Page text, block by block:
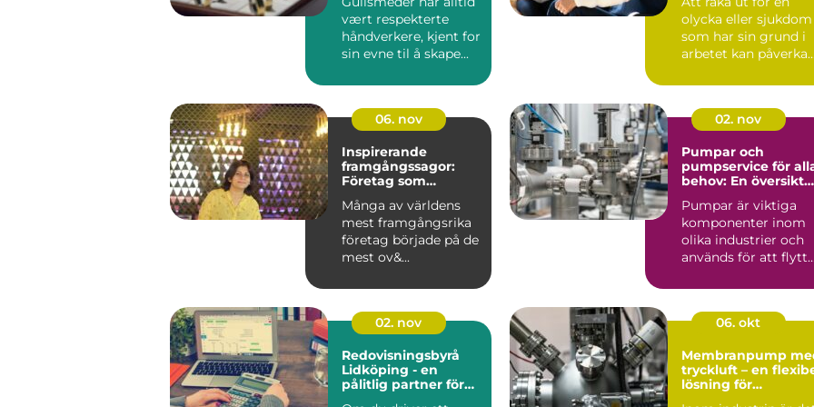
vært respekterte
håndverkere, kjent for
sin evne til å skape...
olycka eller sjukdom
som har sin grund i
arbetet kan påverka
06. nov
Inspirerande
framgångssagor:
Företag som
Många av världens
mest framgångsrika
företag började på de
mest ov&...
02. nov
Pumpar och
pumpservice för
behov: En översikt
pumpar
Pumpar är viktiga
komponenter inom
olika industrier och
används för att flytta
02. nov
Redovisningsbyrå
Lidköping - en
pålitlig partner för
06. okt
Membranpump
tryckluft – en
lösning för